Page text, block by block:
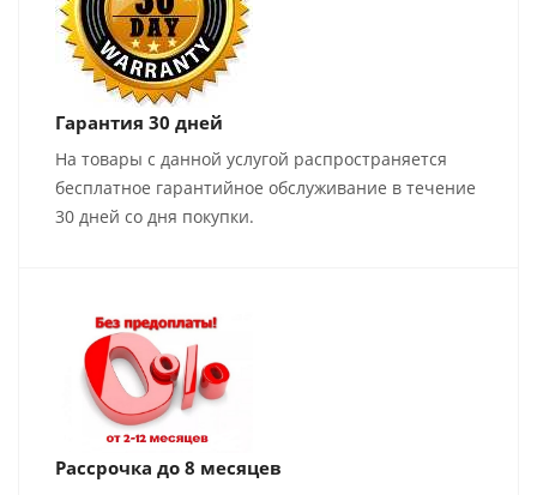
Гарантия 30 дней
На товары с данной услугой распространяется
бесплатное гарантийное обслуживание в течение
30 дней со дня покупки.
Рассрочка до 8 месяцев